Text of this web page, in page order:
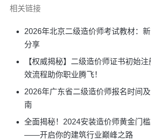
相关链接
2026年北京二级造价师考试教材：
分享
【权威揭秘】二级造价师证书初始
效流程助你职业腾飞！
2026年广东省二级造价师报名时间
南
全面揭秘！2024安装造价师黄金门
——开启你的建筑行业巅峰之路